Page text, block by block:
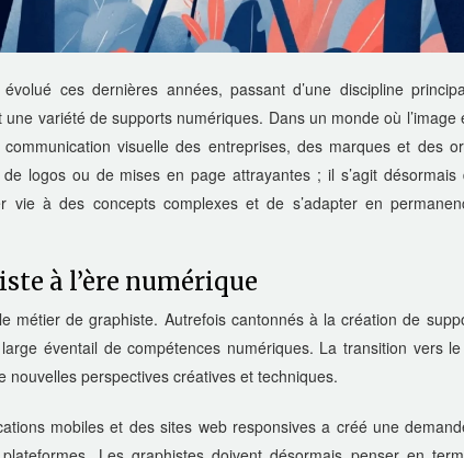
ces dernières années, passant d’une discipline
variété de supports numériques. Dans un monde où l’image
visuelle des entreprises, des marques et des
logos ou de mises en page attrayantes ; il s’agit désormais
vie à des concepts complexes et de s’adapter en
à l’ère numérique
métier de graphiste. Autrefois cantonnés à la création de
éventail de compétences numériques. La transition vers
nouvelles perspectives créatives et techniques.
mobiles et des sites web responsives a créé une